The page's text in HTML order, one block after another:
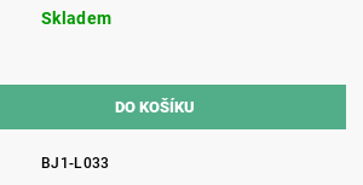
Skladem
BJ1-L033